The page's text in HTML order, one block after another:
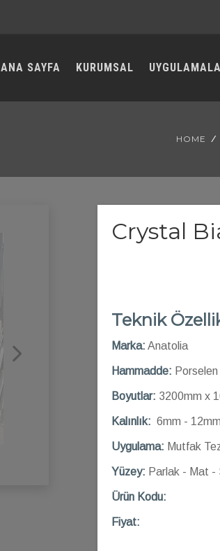
ANA SAYFA KURUMSAL
HOME
Crystal
Teknik
Marka: Anatolia
Hammadde: Porselen
Boyutlar: 3200mm x
Kalınlık: 6mm - 12mm
Uygulama: Mutfak
Yüzey: Parlak - Mat -
Ürün Kodu:
Fiyat: